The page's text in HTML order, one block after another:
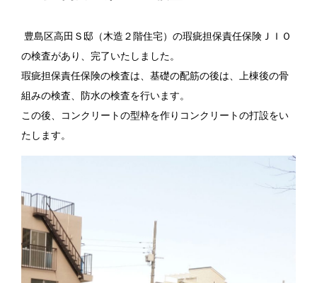
豊島区高田Ｓ邸（木造２階住宅）の瑕疵担保責任保険 ＪＩＯ
の検査があり、完了いたしました。
瑕疵担保責任保険の検査は、基礎の配筋の後は、上棟後の骨
組みの検査、防水の検査を行います。
この後、コンクリートの型枠を作りコンクリートの打設をい
たします。